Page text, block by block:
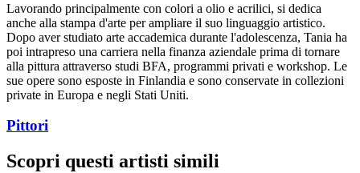
Lavorando principalmente con colori a olio e acrilici, si dedica
anche alla stampa d'arte per ampliare il suo linguaggio artistico.
Dopo aver studiato arte accademica durante l'adolescenza, Tania ha
poi intrapreso una carriera nella finanza aziendale prima di tornare
alla pittura attraverso studi BFA, programmi privati e workshop. Le
sue opere sono esposte in Finlandia e sono conservate in collezioni
private in Europa e negli Stati Uniti.
Pittori
Scopri questi artisti simili